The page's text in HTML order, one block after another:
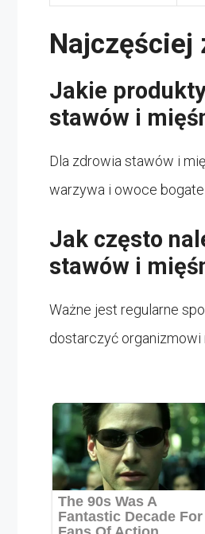
Najczęściej
Jakie
stawów i
Dla zdrowia stawów i
warzywa i owoce
Jak często
stawów i
Ważne jest regularne
dostarczyć organizmowi